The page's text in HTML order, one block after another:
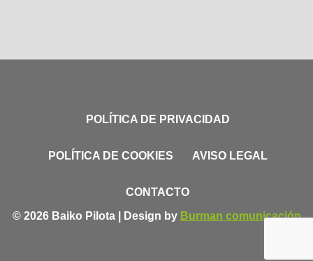
POLÍTICA DE PRIVACIDAD
POLÍTICA DE COOKIES AVISO LEGAL
CONTACTO
© 2026 Baiko Pilota | Design by Burman comunicación